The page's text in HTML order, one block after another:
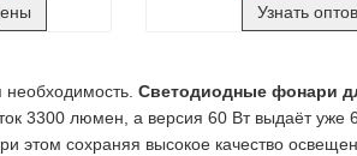
Узнать
необходимость. Светодиодные фонари
3300 люмен, а версия 60 Вт выдаёт уже
этом сохраняя высокое качество